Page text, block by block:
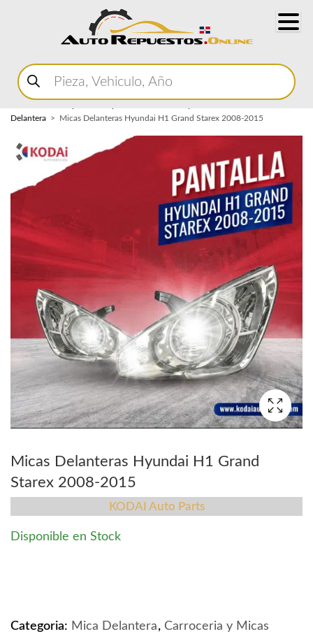
Buscar
productos
Delantera
Micas Delanteras Hyundai H1 Grand Starex 2008-2015
Micas Delanteras Hyundai H1 Grand
Starex 2008-2015
KODAI Auto Parts
Disponible en Stock
Categoria: Mica Delantera, Carroceria y Micas